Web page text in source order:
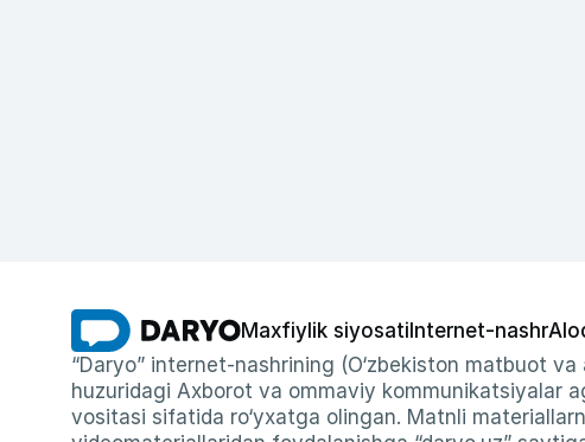
Maxfiylik siyosati Internet-nashr
“Daryo” internet-nashrining (O‘zbekiston matbuot
huzuridagi Axborot va ommaviy kommunikatsiyalar
vositasi sifatida ro‘yxatga olingan. Matnli